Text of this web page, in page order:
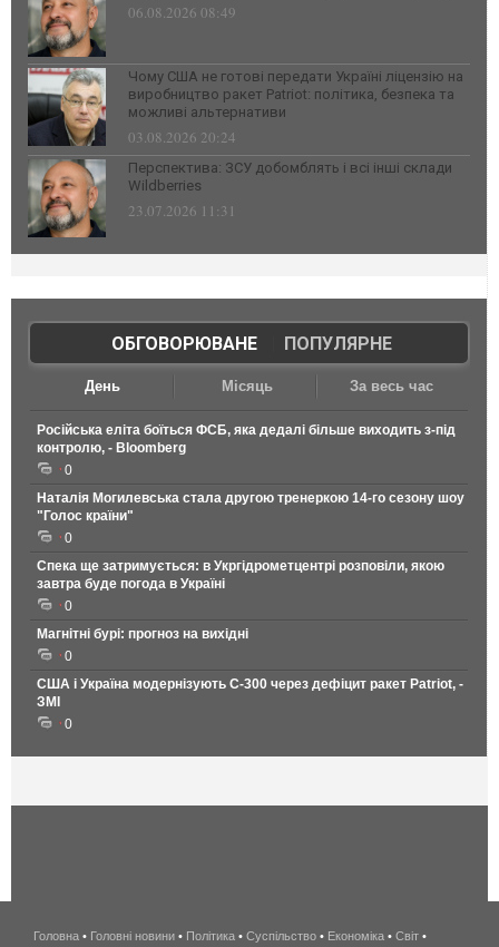
06.08.2026 08:49
Чому США не готові передати Україні ліцензію на
виробництво ракет Patriot: політика, безпека та
можливі альтернативи
03.08.2026 20:24
Перспектива: ЗСУ добомблять і всі інші склади
Wildberries
23.07.2026 11:31
ОБГОВОРЮВАНЕ| ПОПУЛЯРНЕ
День Місяць За весь час
Російська еліта боїться ФСБ, яка дедалі більше виходить з-під
контролю, - Bloomberg
0
Наталія Могилевська стала другою тренеркою 14-го сезону шоу
"Голос країни"
0
Спека ще затримується: в Укргідрометцентрі розповіли, якою
завтра буде погода в Україні
0
Магнітні бурі: прогноз на вихідні
0
США і Україна модернізують С-300 через дефіцит ракет Patriot, -
ЗМІ
0
беспроводной
Головна • Головні новини • Політика • Суспільство • Економіка • Світ •